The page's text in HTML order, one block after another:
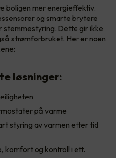
boligen mer energieffektiv.
og smarte brytere
stemmestyring. Dette gir ikke
strømforbruket. Her er noen
løsninger:
på varme
styring av varmen etter tid
komfort og kontroll i ett.